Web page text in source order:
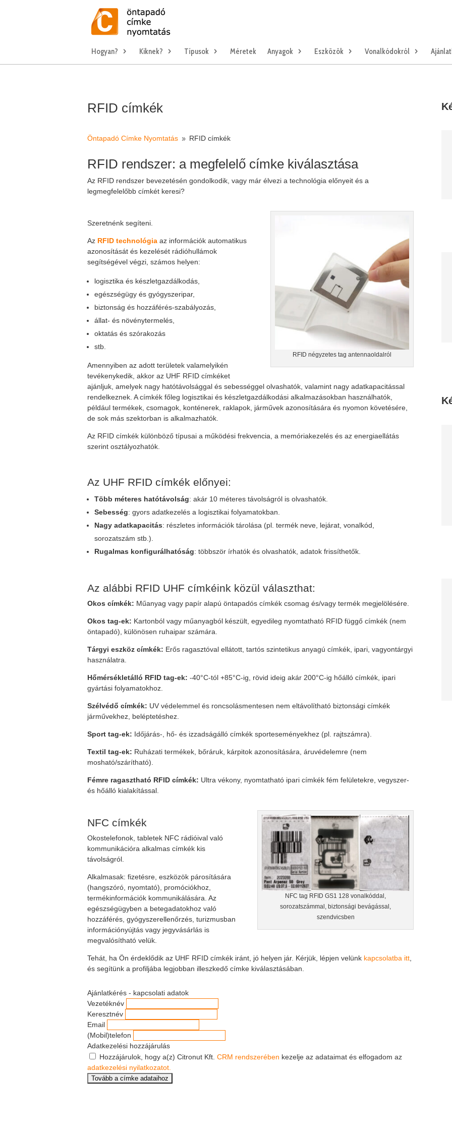
Hogyan? Kiknek? Típusok Méretek Anyagok Eszközök Vonalkódokról
RFID címkék
Öntapadó Címke Nyomtatás 9 RFID címkék
RFID rendszer: a megfelelő címke kiválasztása
Az RFID rendszer bevezetésén gondolkodik, vagy már élvezi a technológia előnyeit és a
legmegfelelőbb címkét keresi?
RFID négyzetes tag antennaoldalról
Szeretnénk segíteni.
Az RFID technológia az információk automatikus
azonosítását és kezelését rádióhullámok
segítségével végzi, számos helyen:
logisztika és készletgazdálkodás,
egészségügy és gyógyszeripar,
biztonság és hozzáférés-szabályozás,
állat- és növénytermelés,
oktatás és szórakozás
stb.
Amennyiben az adott területek valamelyikén
tevékenykedik, akkor az UHF RFID címkéket
ajánljuk, amelyek nagy hatótávolsággal és sebességgel olvashatók, valamint nagy adatkapacitással
rendelkeznek. A címkék főleg logisztikai és készletgazdálkodási alkalmazásokban használhatók,
például termékek, csomagok, konténerek, raklapok, járművek azonosítására és nyomon követésére,
de sok más szektorban is alkalmazhatók.
Az RFID címkék különböző típusai a működési frekvencia, a memóriakezelés és az energiaellátás
szerint osztályozhatók.
Az UHF RFID címkék előnyei:
Több méteres hatótávolság: akár 10 méteres távolságról is olvashatók.
Sebesség: gyors adatkezelés a logisztikai folyamatokban.
Nagy adatkapacitás: részletes információk tárolása (pl. termék neve, lejárat, vonalkód,
sorozatszám stb.).
Rugalmas konfigurálhatóság: többször írhatók és olvashatók, adatok frissíthetők.
Az alábbi RFID UHF címkéink közül választhat:
Okos címkék: Műanyag vagy papír alapú öntapadós címkék csomag és/vagy termék megjelölésére.
Okos tag-ek: Kartonból vagy műanyagból készült, egyedileg nyomtatható RFID függő címkék (nem
öntapadó), különösen ruhaipar számára.
Tárgyi eszköz címkék: Erős ragasztóval ellátott, tartós szintetikus anyagú címkék, ipari, vagyontárgyi
használatra.
Hőmérsékletálló RFID tag-ek: -40°C-tól +85°C-ig, rövid ideig akár 200°C-ig hőálló címkék, ipari
gyártási folyamatokhoz.
Szélvédő címkék: UV védelemmel és roncsolásmentesen nem eltávolítható biztonsági címkék
járművekhez, beléptetéshez.
Sport tag-ek: Időjárás-, hő- és izzadságálló címkék sporteseményekhez (pl. rajtszámra).
Textil tag-ek: Ruházati termékek, bőráruk, kárpitok azonosítására, áruvédelemre (nem
mosható/szárítható).
Fémre ragasztható RFID címkék: Ultra vékony, nyomtatható ipari címkék fém felületekre, vegyszer-
és hőálló kialakítással.
NFC tag RFID GS1 128 vonalkóddal,
sorozatszámmal, biztonsági bevágással,
szendvicsben
NFC címkék
Okostelefonok, tabletek NFC rádióival való
kommunikációra alkalmas címkék kis
távolságról.
Alkalmasak: fizetésre, eszközök párosítására
(hangszóró, nyomtató), promóciókhoz,
termékinformációk kommunikálására. Az
egészségügyben a betegadatokhoz való
hozzáférés, gyógyszerellenőrzés, turizmusban
információnyújtás vagy jegyvásárlás is
megvalósítható velük.
Tehát, ha Ön érdeklődik az UHF RFID címkék iránt, jó helyen jár. Kérjük, lépjen velünk kapcsolatba itt
és segítünk a profiljába legjobban illeszkedő címke kiválasztásában.
Ajánlatkérés - kapcsolati adatok
Vezetéknév
Keresztnév
Email
(Mobil)telefon
Adatkezelési hozzájárulás
Hozzájárulok, hogy a(z) Citronut Kft. CRM rendszerében kezelje az adataimat és elfogadom az
adatkezelési nyilatkozatot.